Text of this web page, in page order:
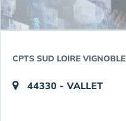
CPTS SUD LOIRE VIGNOBLE
44330 - VALLET